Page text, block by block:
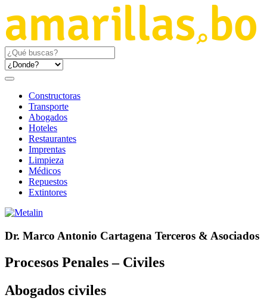
Constructoras
Transporte
Abogados
Hoteles
Restaurantes
Imprentas
Limpieza
Médicos
Repuestos
Extintores
Dr. Marco Antonio Cartagena Terceros & Asociados
Procesos Penales – Civiles
Abogados civiles